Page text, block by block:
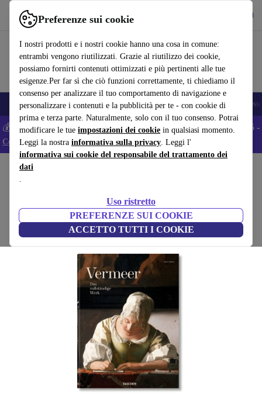
Preferenze sui cookie
I nostri prodotti e i nostri cookie hanno una cosa in comune:
entrambi vengono riutilizzati. Grazie al riutilizzo dei cookie,
possiamo fornirti contenuti ottimizzati e più pertinenti alle tue
esigenze.Per far sì che ciò funzioni correttamente, ti chiediamo il
consenso per analizzare il tuo comportamento di navigazione e
personalizzare i contenuti e la pubblicità per te - con cookie di
prima e terza parte. Naturalmente, solo con il tuo consenso. Potrai
modificare le tue impostazioni dei cookie in qualsiasi momento.
Leggi la nostra informativa sulla privacy. Leggi l'
informativa sui cookie del responsabile del trattamento dei
dati
.
Uso ristretto
PREFERENZE SUI COOKIE
ACCETTO TUTTI I COOKIE
Usa refurbed in modo rapido e semplice
🎒 Back to school Smartphone Portatili Tablet Smartwatch
💰 Extra -5% su tutti gli smartphone Android - Codice: ANDROID5 -
Condizioni
Home
Vermeer. L'opera completa in tedesco
bianco
(Raccolta recensioni)